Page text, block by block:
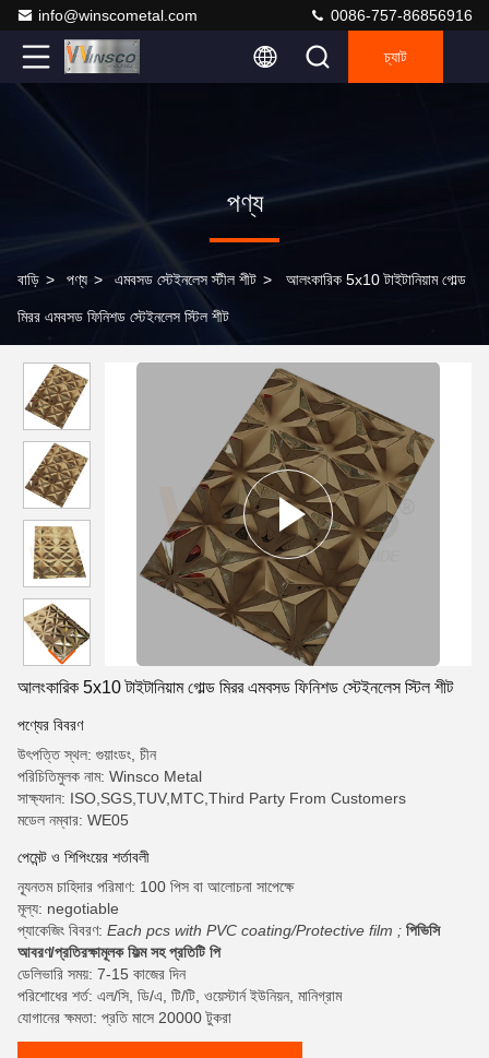
info@winscometal.com 0086-757-86856916
চ্যাট
পণ্য
বাড়ি > পণ্য > এমবসড স্টেইনলেস স্টীল শীট > আলংকারিক 5x10 টাইটানিয়াম গোল্ড
মিরর এমবসড ফিনিশড স্টেইনলেস স্টিল শীট
আলংকারিক 5x10 টাইটানিয়াম গোল্ড মিরর এমবসড ফিনিশড স্টেইনলেস স্টিল শীট
পণ্যের বিবরণ
উৎপত্তি স্থল: গুয়াংডং, চীন
পরিচিতিমুলক নাম: Winsco Metal
সাক্ষ্যদান: ISO,SGS,TUV,MTC,Third Party From Customers
মডেল নম্বার: WE05
পেমেন্ট ও শিপিংয়ের শর্তাবলী
ন্যূনতম চাহিদার পরিমাণ: 100 পিস বা আলোচনা সাপেক্ষে
মূল্য: negotiable
প্যাকেজিং বিবরণ: Each pcs with PVC coating/Protective film ; পিভিসি
আবরণ/প্রতিরক্ষামূলক ফিল্ম সহ প্রতিটি পি
ডেলিভারি সময়: 7-15 কাজের দিন
পরিশোধের শর্ত: এল/সি, ডি/এ, টি/টি, ওয়েস্টার্ন ইউনিয়ন, মানিগ্রাম
যোগানের ক্ষমতা: প্রতি মাসে 20000 টুকরা